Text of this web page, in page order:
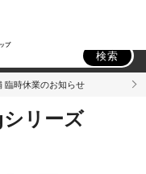
プ
検索
臨時休業のお知らせ
リーズ